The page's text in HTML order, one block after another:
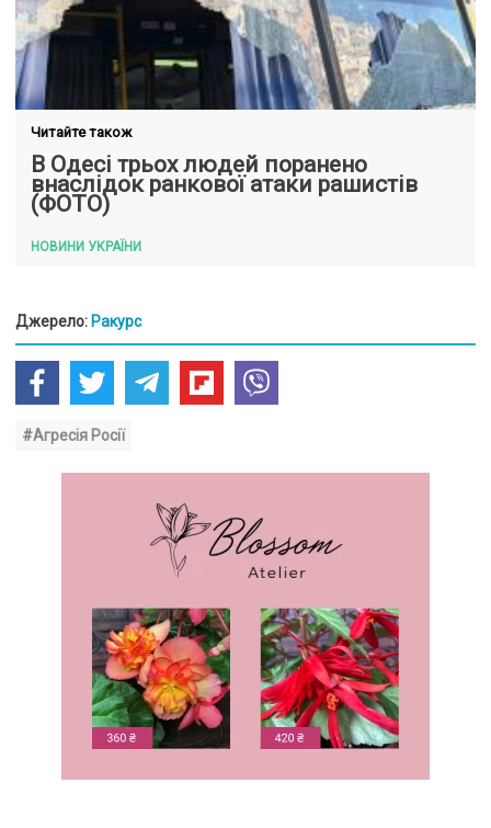
Читайте також
В Одесі трьох людей поранено
внаслідок ранкової атаки рашистів
(ФОТО)
НОВИНИ УКРАЇНИ
Джерело: Ракурс
#Агресія Росії